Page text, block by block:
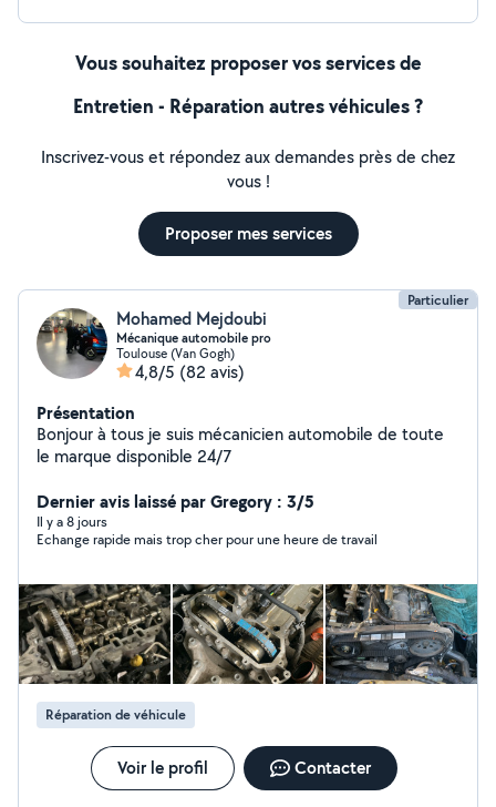
Vous souhaitez proposer vos services de
Entretien - Réparation autres véhicules ?
Inscrivez-vous et répondez aux demandes près de chez
vous !
Proposer mes services
Particulier
Mohamed Mejdoubi
Mécanique automobile pro
Toulouse (Van Gogh)
4,8/5 (82 avis)
Présentation
Bonjour à tous je suis mécanicien automobile de toute
le marque disponible 24/7
Dernier avis laissé par Gregory : 3/5
Il y a 8 jours
Echange rapide mais trop cher pour une heure de travail
Réparation de véhicule
Voir le profil Contacter